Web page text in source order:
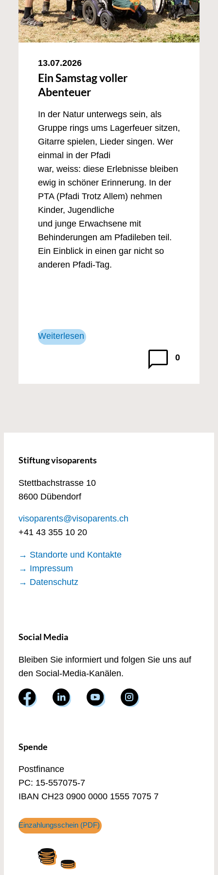
13.07.2026
Ein Samstag voller
Abenteuer
In der Natur unterwegs sein, als
Gruppe rings ums Lagerfeuer sitzen,
Gitarre spielen, Lieder singen. Wer
einmal in der Pfadi
war, weiss: diese Erlebnisse bleiben
ewig in schöner Erinnerung. In der
PTA (Pfadi Trotz Allem) nehmen
Kinder, Jugendliche
und junge Erwachsene mit
Behinderungen am Pfadileben teil.
Ein Einblick in einen gar nicht so
anderen Pfadi-Tag.
Weiterlesen
0
Stiftung visoparents
Stettbachstrasse 10
8600 Dübendorf
visoparents@visoparents.ch
+41 43 355 10 20
→ Standorte und Kontakte
→ Impressum
→ Datenschutz
Social Media
Bleiben Sie informiert und folgen Sie uns auf
den Social-Media-Kanälen.
Spende
Postfinance
PC: 15-557075-7
IBAN CH23 0900 0000 1555 7075 7
Einzahlungsschein (PDF)